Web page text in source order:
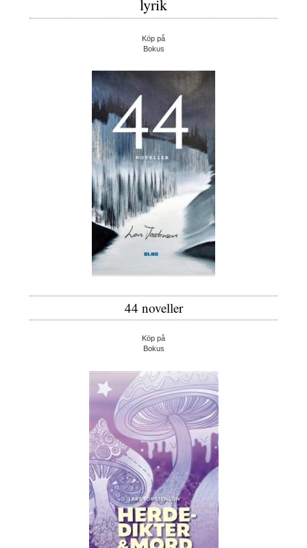
lyrik
Köp på
Bokus
44 noveller
Köp på
Bokus